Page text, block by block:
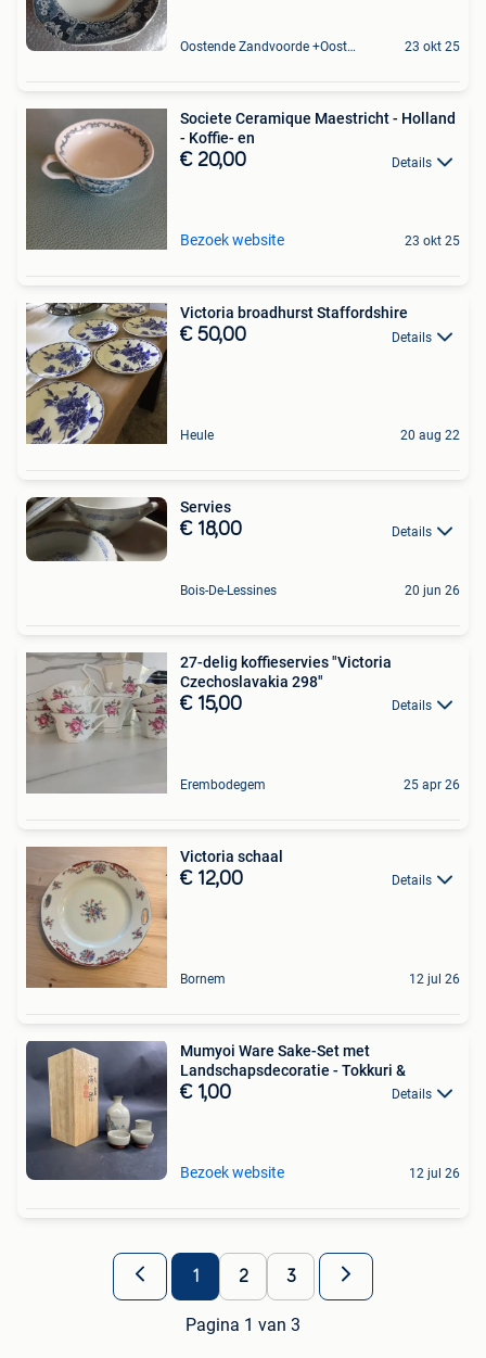
Oostende Zandvoorde +Oostende 23 okt 25
Societe Ceramique Maestricht - Holland
- Koffie- en
€ 20,00 Details
Bezoek website 23 okt 25
Victoria broadhurst Staffordshire
€ 50,00 Details
Heule 20 aug 22
Servies
€ 18,00 Details
Bois-De-Lessines 20 jun 26
27-delig koffieservies "Victoria
Czechoslavakia 298"
€ 15,00 Details
Erembodegem 25 apr 26
Victoria schaal
€ 12,00 Details
Bornem 12 jul 26
Mumyoi Ware Sake-Set met
Landschapsdecoratie - Tokkuri &
€ 1,00 Details
Bezoek website 12 jul 26
1 2 3
Pagina 1 van 3